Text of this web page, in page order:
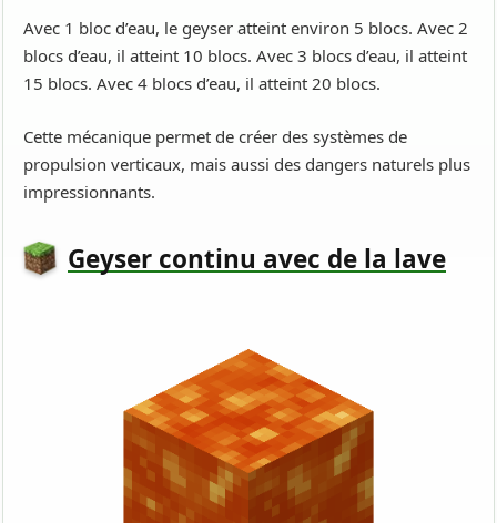
Avec 1 bloc d’eau, le geyser atteint environ 5 blocs. Avec 2
blocs d’eau, il atteint 10 blocs. Avec 3 blocs d’eau, il atteint
15 blocs. Avec 4 blocs d’eau, il atteint 20 blocs.
Cette mécanique permet de créer des systèmes de
propulsion verticaux, mais aussi des dangers naturels plus
impressionnants.
Geyser continu avec de la lave